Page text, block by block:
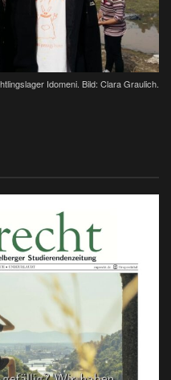
Idomeni. Bild: Clara Graulich.